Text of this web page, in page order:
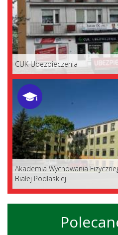
CUK Ubezpieczenia
Akademia Wychowania
Białej Podlaskiej